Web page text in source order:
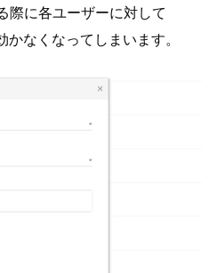
際に各ユーザーに対して
なくなってしまいます。